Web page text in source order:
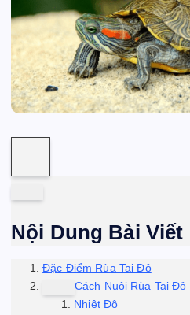
Nội Dung Bài Viết
Đặc Điểm Rùa Tai Đỏ
Cách Nuôi Rùa Tai Đỏ
Nhiệt Độ